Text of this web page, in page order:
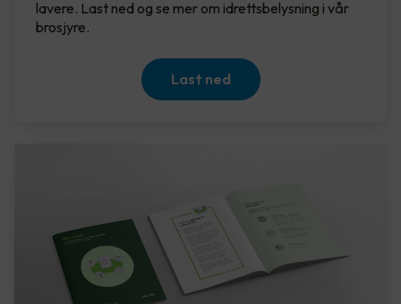
lavere. Last ned og se mer om idrettsbelysning i vår
brosjyre.
Last ned